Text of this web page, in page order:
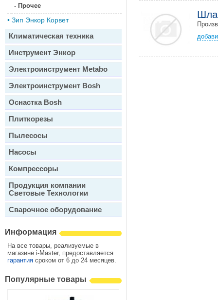
- Прочее
• Зип Энкор Корвет
Климатическая техника
Инструмент Энкор
Электроинструмент Metabo
Электроинструмент Bosh
Оснастка Bosh
Плиткорезы
Пылесосы
Насосы
Компрессоры
Продукция компании
Световые Технологии
Сварочное оборудование
Информация
На все товары, реализуемые в
магазине i-Master, предоставляется
гарантия сроком от 6 до 24 месяцев.
Популярные товары